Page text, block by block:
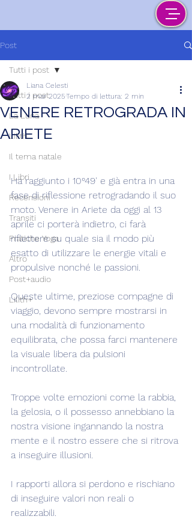
Post
Tutti i post
La Luna
Lilith
Il tema natale
I Libri
Recensioni
Transiti
Pratiche Yoga
Altro
Post+audio
Lilith+
Tutti i post
VENERE RETROGRADA IN
ARIETE
Liana Celesti
2 mar 2025Tempo di lettura: 2 min
Ha raggiunto i 10°49' e già entra in una
fase di riflessione retrogradando il suo
moto. Venere in Ariete da oggi al 13
aprile ci porterà indietro, ci farà
riflettere su quale sia il modo più
esatto di utilizzare le energie vitali e
propulsive nonché le passioni.
Queste ultime, preziose compagne di
viaggio, devono sempre mostrarsi in
una modalità di funzionamento
equilibrata, che possa farci mantenere
la visuale libera da pulsioni
incontrollate.
Troppe volte emozioni come la rabbia,
la gelosia, o il possesso annebbiano la
nostra visione ingannando la nostra
mente e il nostro essere che si ritrova
a inseguire illusioni.
I rapporti allora si perdono e rischiano
di inseguire valori non reali o
realizzabili.